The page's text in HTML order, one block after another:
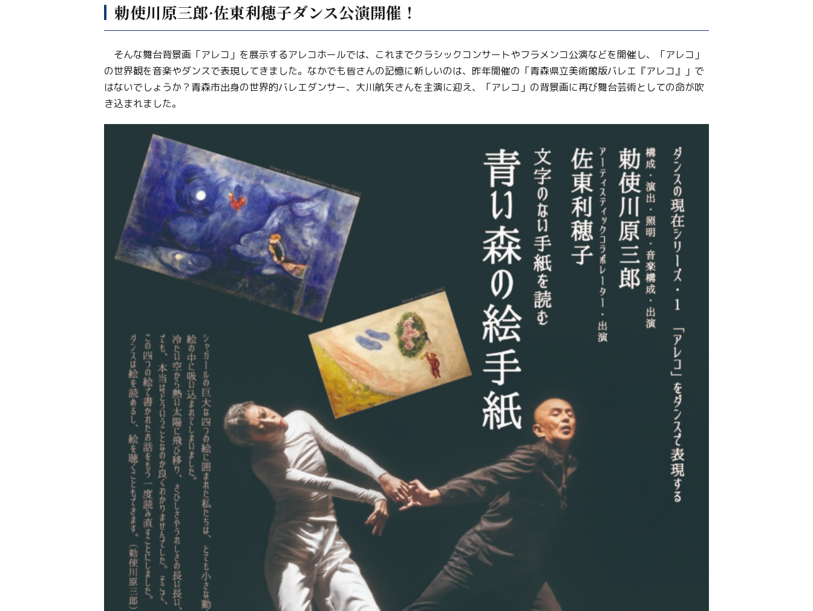
勅使川原三郎·佐東利穂子ダンス公演開催！
そんな舞台背景画「アレコ」を展示するアレコホールでは、これまでクラシックコンサートやフラメンコ公演などを開催し、「アレコ」
の世界観を音楽やダンスで表現してきました。なかでも皆さんの記憶に新しいのは、昨年開催の「青森県立美術館版バレエ『アレコ』」で
はないでしょうか？青森市出身の世界的バレエダンサー、大川航矢さんを主演に迎え、「アレコ」の背景画に再び舞台芸術としての命が吹
き込まれました。